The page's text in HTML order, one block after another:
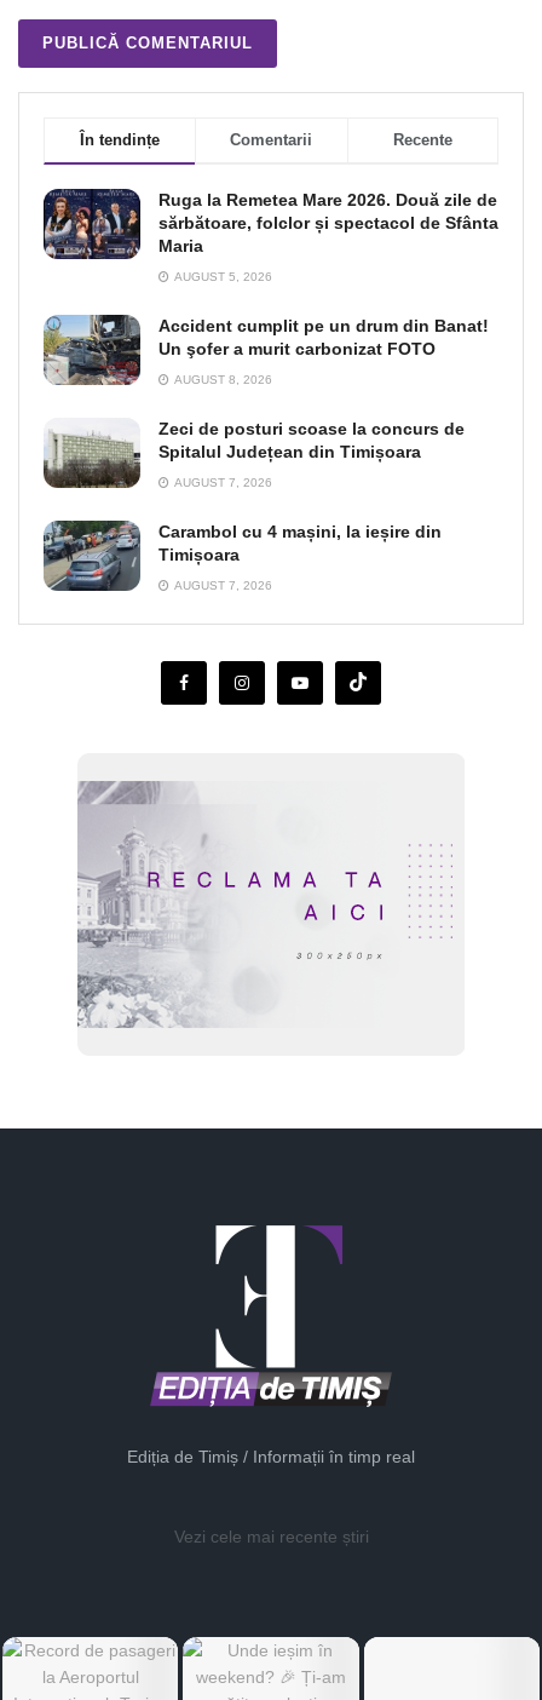
În tendințe Comentarii Recente
Ruga la Remetea Mare 2026. Două zile de
sărbătoare, folclor și spectacol de Sfânta
Maria
AUGUST 5, 2026
Accident cumplit pe un drum din Banat!
Un şofer a murit carbonizat FOTO
AUGUST 8, 2026
Zeci de posturi scoase la concurs de
Spitalul Județean din Timișoara
AUGUST 7, 2026
Carambol cu 4 mașini, la ieșire din
Timișoara
AUGUST 7, 2026
Ediția de Timiș / Informații în timp real
Vezi cele mai recente știri